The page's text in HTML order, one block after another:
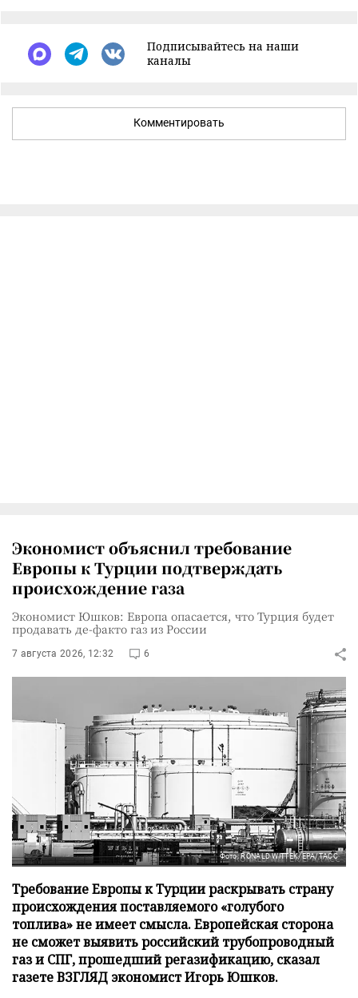
Подписывайтесь на наши
каналы
Комментировать
Экономист объяснил требование
Европы к Турции подтверждать
происхождение газа
Экономист Юшков: Европа опасается, что Турция будет
продавать де-факто газ из России
7 августа 2026, 12:32 6
Фото: RONALD WITTEK/EPA/ТАСС
Требование Европы к Турции раскрывать страну
происхождения поставляемого «голубого
топлива» не имеет смысла. Европейская сторона
не сможет выявить российский трубопроводный
газ и СПГ, прошедший регазификацию, сказал
газете ВЗГЛЯД экономист Игорь Юшков.